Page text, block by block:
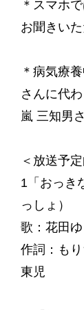
＊スマホ
お聞きいた
＊病気療
さんに代
嵐 三知男
＜放送予
1「おっき
っしょ）
歌：花田
作詞：も
東児